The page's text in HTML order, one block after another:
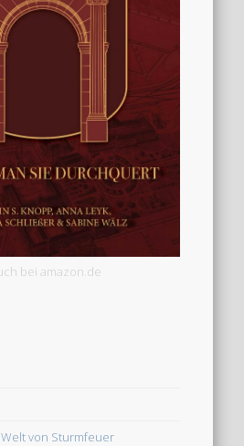
bei amazon.de
von Sturmfeuer